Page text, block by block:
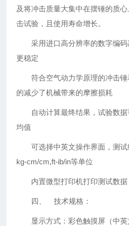
及将冲击质量大集中在摆锤的质
击试验，且使用寿命增长。
采用进口高分辨率的数字编
更稳定
符合空气动力学原理的冲击
的减少了机械带来的摩擦损耗
自动计算最终结果，试验数
均值
可选择中英文操作界面，测
kg-cm/cm,ft-ib/in等单位
内置微型打印机打印测试数据
四、 技术规格：
显示方式：彩色触摸屏（中英